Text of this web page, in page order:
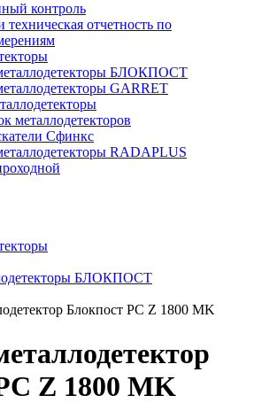
контроль
техническая отчетность по
БЛОКПОСТ
GARRET
металлодетекторов
Сфинкс
RADAPLUS
БЛОКПОСТ
Блокпост PC Z 1800 MK
Z 1800 MK